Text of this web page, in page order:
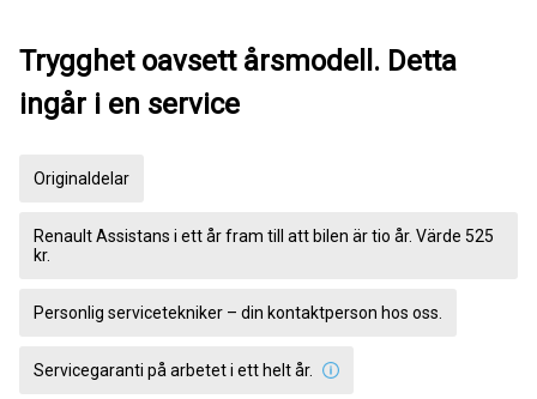
Trygghet oavsett årsmodell. Detta
ingår i en service
Originaldelar
Renault Assistans i ett år fram till att bilen är tio år. Värde 525
kr.
Personlig servicetekniker – din kontaktperson hos oss.
Servicegaranti på arbetet i ett helt år.